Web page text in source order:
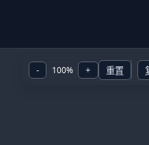
- 100% + 重置